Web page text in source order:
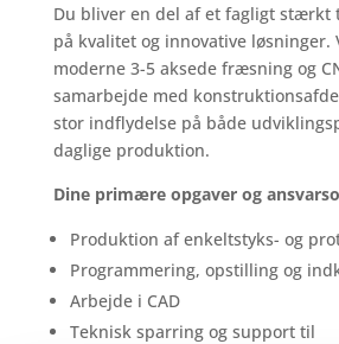
Du bliver en del af et fagligt stærkt
på kvalitet og innovative løsninger.
moderne 3-5 aksede fræsning og
samarbejde med
stor indflydelse på både
daglige produktion.
Dine primære opgaver og
Produktion af enkeltstyks- og
Programmering, opstilling og
Arbejde i CAD
Teknisk sparring og support til